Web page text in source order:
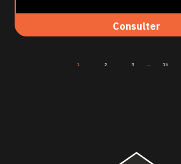
Consulter
1 2 3 ... 16